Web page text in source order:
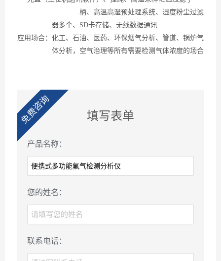
柄、高温高湿预处理系统、湿度粉尘过滤
器多个、 SD卡存储、无线数据通讯
应用场合：化工、石油、医药、环保烟气分析、管道、锅炉气
体分析，空气治理等所有需要检测气体浓度的场合
免费咨询 填写表单
产品名称：
您的姓名：
联系电话：